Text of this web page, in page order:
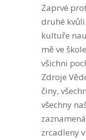
Zaprvé
druhé
kultuře
mě ve
všichni
Zdroje
činy,
všechny
zrcadleny